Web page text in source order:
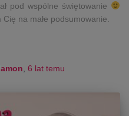
pod wspólne świętowanie
na małe podsumowanie.
6 lat temu